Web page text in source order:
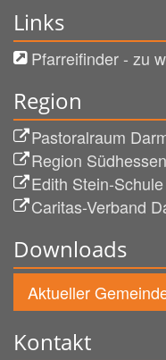
Links
Pfarreifinder - zu
Region
Pastoralraum
Region Südhessen
Edith Stein-Schule
Caritas-Verband
Downloads
Aktueller
Kontakt